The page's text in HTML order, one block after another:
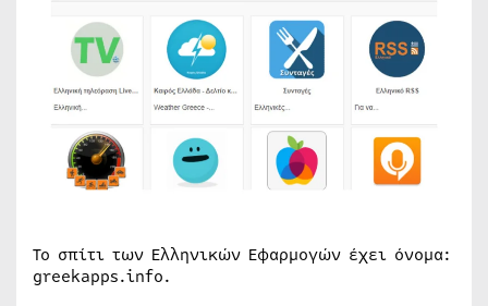
Το σπίτι των Ελληνικών Εφαρμογών έχει όνομα:
greekapps.info.